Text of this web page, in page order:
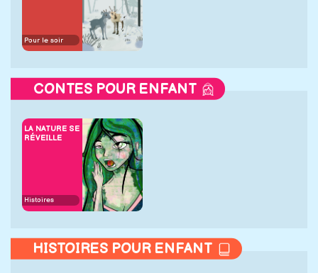
Pour le soir
CONTES POUR ENFANT
LA NATURE SE
RÉVEILLE
Histoires
HISTOIRES POUR ENFANT